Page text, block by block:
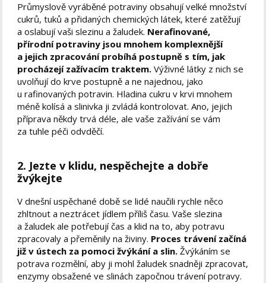
Průmyslově vyráběné potraviny obsahují velké množství
cukrů, tuků a přidaných chemických látek, které zatěžují
a oslabují vaši slezinu a žaludek. Nerafinované,
přírodní potraviny jsou mnohem komplexnější
a jejich zpracování probíhá postupně s tím, jak
procházejí zažívacím traktem. Výživné látky z nich se
uvolňují do krve postupně a ne najednou, jako
u rafinovaných potravin. Hladina cukru v krvi mnohem
méně kolísá a slinivka ji zvládá kontrolovat. Ano, jejich
příprava někdy trvá déle, ale vaše zažívání se vám
za tuhle péči odvděčí.
2. Jezte v klidu, nespěchejte a dobře
žvýkejte
V dnešní uspěchané době se lidé naučili rychle něco
zhltnout a neztrácet jídlem příliš času. Vaše slezina
a žaludek ale potřebují čas a klid na to, aby potravu
zpracovaly a přeměnily na živiny. Proces trávení začíná
již v ústech za pomoci žvýkání a slin. Žvýkáním se
potrava rozmělní, aby ji mohl žaludek snadněji zpracovat,
enzymy obsažené ve slinách započnou trávení potravy.